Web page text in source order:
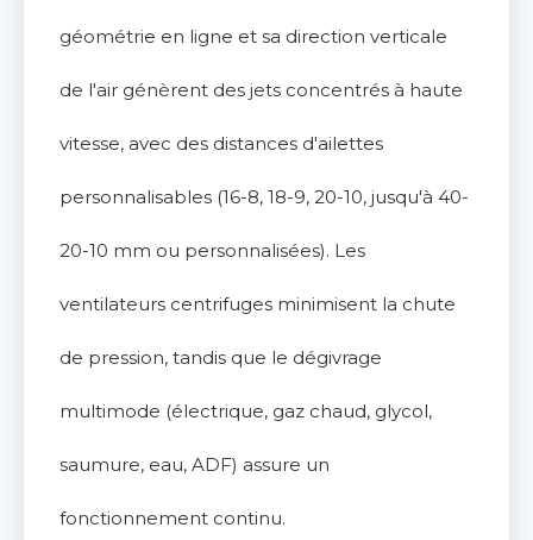
géométrie en ligne et sa direction verticale
de l'air génèrent des jets concentrés à haute
vitesse, avec des distances d'ailettes
personnalisables (16-8, 18-9, 20-10, jusqu'à 40-
20-10 mm ou personnalisées). Les
ventilateurs centrifuges minimisent la chute
de pression, tandis que le dégivrage
multimode (électrique, gaz chaud, glycol,
saumure, eau, ADF) assure un
fonctionnement continu.